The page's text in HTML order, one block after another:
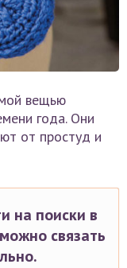
вещью
года. Они
от простуд и
на поиски в
связать